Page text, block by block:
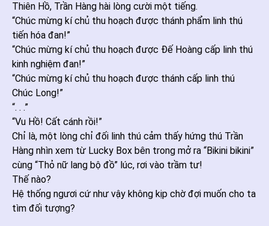
Thiên Hồ, Trần Hàng hài lòng cười một tiếng.
“Chúc mừng kí chủ thu hoạch được thánh phẩm linh thú
tiến hóa đan!”
“Chúc mừng kí chủ thu hoạch được Đế Hoàng cấp linh thú
kinh nghiệm đan!”
“Chúc mừng kí chủ thu hoạch được thánh cấp linh thú
Chúc Long!”
“. . .”
“Vu Hồ! Cất cánh rồi!”
Chỉ là, một lòng chỉ đối linh thú cảm thấy hứng thú Trần
Hàng nhìn xem từ Lucky Box bên trong mở ra “Bikini bikini”
cùng “Thỏ nữ lang bộ đồ” lúc, rơi vào trầm tư!
Thế nào?
Hệ thống ngươi cứ như vậy không kịp chờ đợi muốn cho ta
tìm đối tượng?